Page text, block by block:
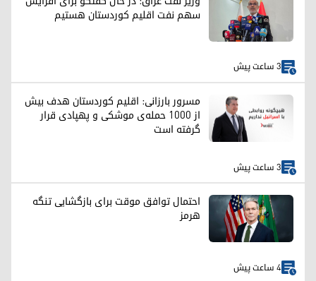
سهم نفت اقلیم کوردستان هستیم
3 ساعت پیش
مسرور بارزانی: اقلیم کوردستان هدف بیش
از ۱۰۰۰ حمله‌ی موشکی و پهپادی قرار
گرفته است
3 ساعت پیش
احتمال توافق موقت برای بازگشایی تنگه
هرمز
4 ساعت پیش